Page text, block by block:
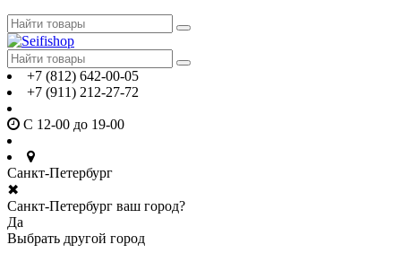
+7 (812) 642-00-05
+7 (911) 212-27-72
С 12-00 до 19-00
Санкт-Петербург
✖
Санкт-Петербург ваш город?
Да
Выбрать другой город